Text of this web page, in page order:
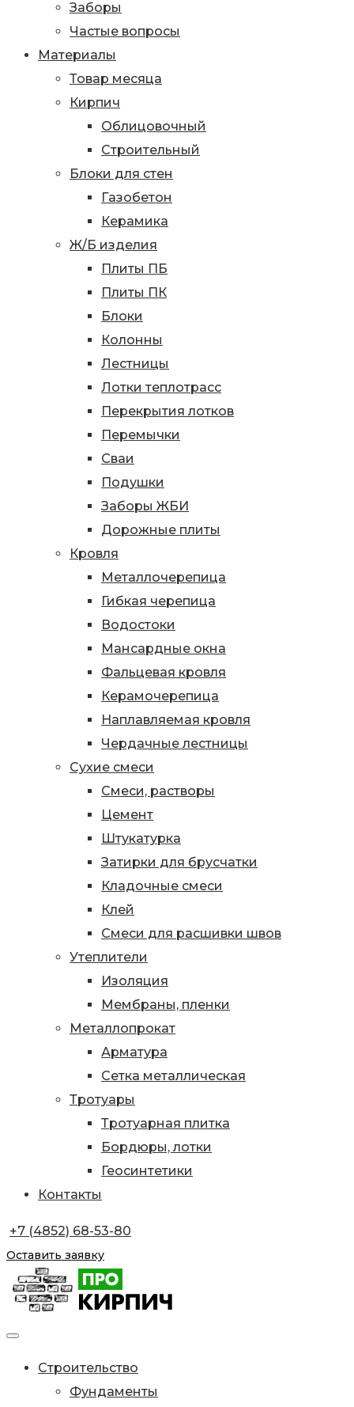
Заборы
Частые вопросы
Материалы
Товар месяца
Кирпич
Облицовочный
Строительный
Блоки для стен
Газобетон
Керамика
Ж/Б изделия
Плиты ПБ
Плиты ПК
Блоки
Колонны
Лестницы
Лотки теплотрасс
Перекрытия лотков
Перемычки
Сваи
Подушки
Заборы ЖБИ
Дорожные плиты
Кровля
Металлочерепица
Гибкая черепица
Водостоки
Мансардные окна
Фальцевая кровля
Керамочерепица
Наплавляемая кровля
Чердачные лестницы
Сухие смеси
Смеси, растворы
Цемент
Штукатурка
Затирки для брусчатки
Кладочные смеси
Клей
Смеси для расшивки швов
Утеплители
Изоляция
Мембраны, пленки
Металлопрокат
Арматура
Сетка металлическая
Тротуары
Тротуарная плитка
Бордюры, лотки
Геосинтетики
Контакты
+7 (4852) 68-53-80
Оставить заявку
Строительство
Фундаменты